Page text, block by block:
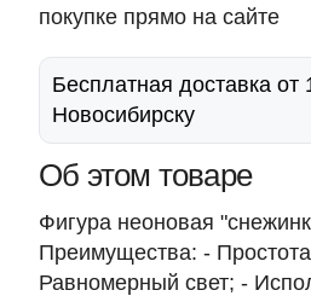
покупке прямо на сайте
Бесплатная доставка от
Новосибирску
Об этом товаре
Фигура неоновая
Преимущества: -
Равномерный свет; -